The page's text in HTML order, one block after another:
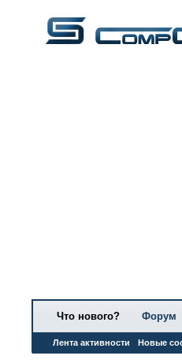
Что нового?
Лента активности Новые
Форум